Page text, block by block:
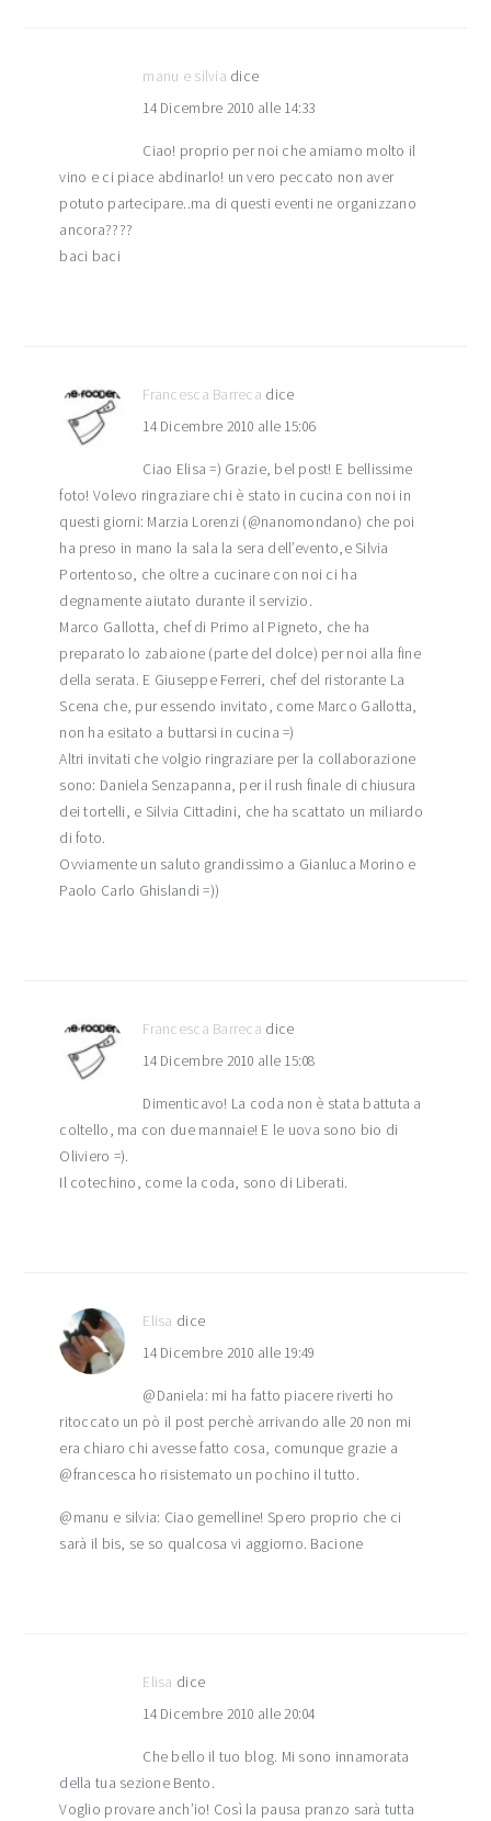
manu e silvia dice
14 Dicembre 2010 alle 14:33
Ciao! proprio per noi che amiamo molto il
vino e ci piace abdinarlo! un vero peccato non aver
potuto partecipare..ma di questi eventi ne organizzano
ancora????
baci baci
Francesca Barreca dice
14 Dicembre 2010 alle 15:06
Ciao Elisa =) Grazie, bel post! E bellissime
foto! Volevo ringraziare chi è stato in cucina con noi in
questi giorni: Marzia Lorenzi (@nanomondano) che poi
ha preso in mano la sala la sera dell’evento,e Silvia
Portentoso, che oltre a cucinare con noi ci ha
degnamente aiutato durante il servizio.
Marco Gallotta, chef di Primo al Pigneto, che ha
preparato lo zabaione (parte del dolce) per noi alla fine
della serata. E Giuseppe Ferreri, chef del ristorante La
Scena che, pur essendo invitato, come Marco Gallotta,
non ha esitato a buttarsi in cucina =)
Altri invitati che volgio ringraziare per la collaborazione
sono: Daniela Senzapanna, per il rush finale di chiusura
dei tortelli, e Silvia Cittadini, che ha scattato un miliardo
di foto.
Ovviamente un saluto grandissimo a Gianluca Morino e
Paolo Carlo Ghislandi =))
Francesca Barreca dice
14 Dicembre 2010 alle 15:08
Dimenticavo! La coda non è stata battuta a
coltello, ma con due mannaie! E le uova sono bio di
Oliviero =).
Il cotechino, come la coda, sono di Liberati.
Elisa dice
14 Dicembre 2010 alle 19:49
@Daniela: mi ha fatto piacere riverti ho
ritoccato un pò il post perchè arrivando alle 20 non mi
era chiaro chi avesse fatto cosa, comunque grazie a
@francesca ho risistemato un pochino il tutto.
@manu e silvia: Ciao gemelline! Spero proprio che ci
sarà il bis, se so qualcosa vi aggiorno. Bacione
Elisa dice
14 Dicembre 2010 alle 20:04
Che bello il tuo blog. Mi sono innamorata
della tua sezione Bento.
Voglio provare anch’io! Così la pausa pranzo sarà tutta